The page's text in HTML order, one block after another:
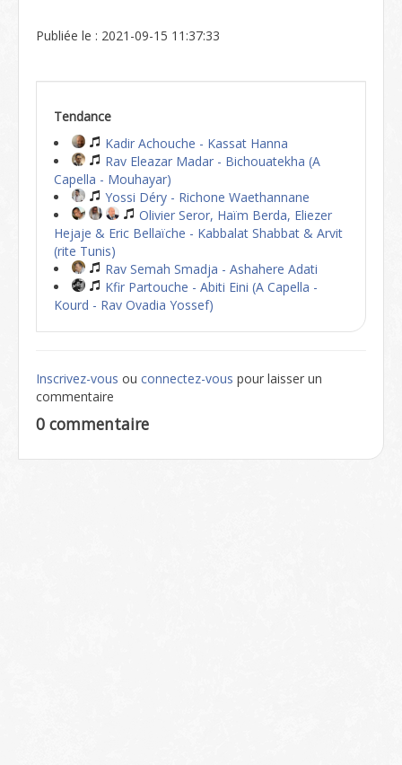
Publiée le : 2021-09-15 11:37:33
Tendance
Kadir Achouche - Kassat Hanna
Rav Eleazar Madar - Bichouatekha (A
Capella - Mouhayar)
Yossi Déry - Richone Waethannane
Olivier Seror, Haïm Berda, Eliezer
Hejaje & Eric Bellaïche - Kabbalat Shabbat & Arvit
(rite Tunis)
Rav Semah Smadja - Ashahere Adati
Kfir Partouche - Abiti Eini (A Capella -
Kourd - Rav Ovadia Yossef)
Inscrivez-vous ou connectez-vous pour laisser un
commentaire
0 commentaire